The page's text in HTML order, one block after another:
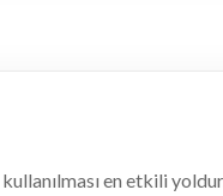
en etkili